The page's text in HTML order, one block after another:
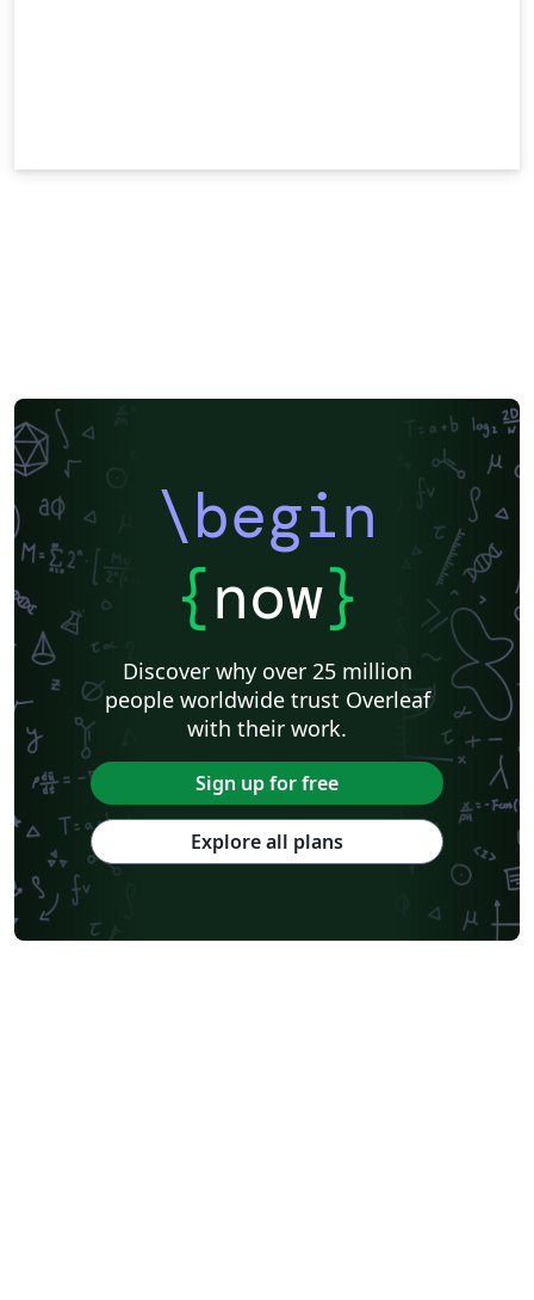
\begin
{now}
Discover why over 25 million
people worldwide trust Overleaf
with their work.
Sign up for free
Explore all plans